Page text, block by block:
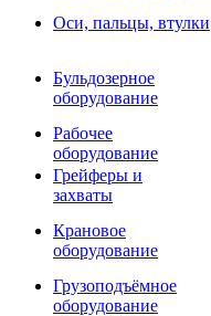
Навесные
Виброрипперы
Ковши
Ковши
Фрезы
Фрезы
Переходные
Гидроразводка
Оси, пальцы, втулки
Бульдозерное
оборудование
Рабочее
оборудование
Грейферы и
захваты
Крановое
оборудование
Грузоподъёмное
оборудование